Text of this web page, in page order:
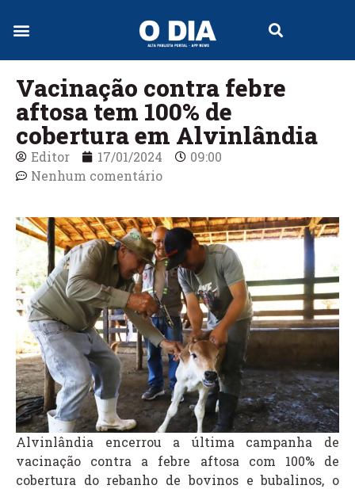
Vacinação contra febre
aftosa tem 100% de
cobertura em Alvinlândia
Editor 17/01/2024
09:00
Nenhum comentário
Alvinlândia encerrou a última campanha de
vacinação contra a febre aftosa com 100% de
cobertura do rebanho de bovinos e bubalinos, o